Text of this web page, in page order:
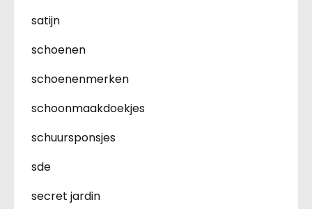
satijn
schoenen
schoenenmerken
schoonmaakdoekjes
schuursponsjes
sde
secret jardin